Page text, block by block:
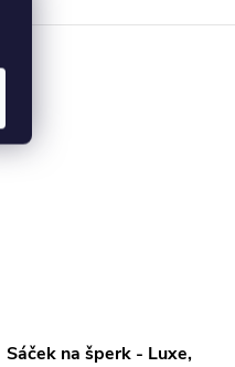
Sáček na šperk - Luxe,